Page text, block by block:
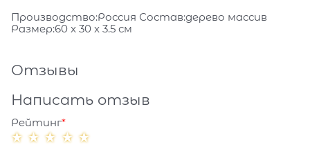
Производство:Россия Состав:дерево массив
Размер:60 x 30 x 3.5 см
Отзывы
Написать отзыв
Рейтинг